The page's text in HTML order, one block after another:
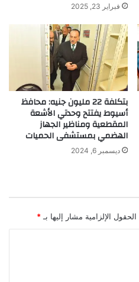
فبراير 23, 2025
بتكلفة 22 مليون جنيه: محافظ
أسيوط يفتتح وحدتي الأشعة
المقطعية ومناظير الجهاز
الهضمي بمستشفى الحميات
ديسمبر 6, 2024
الحقول الإلزامية مشار إليها بـ *